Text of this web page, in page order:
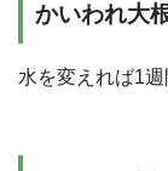
かいわれ大
水を変えれば1週